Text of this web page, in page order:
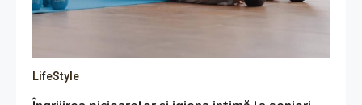
LifeStyle